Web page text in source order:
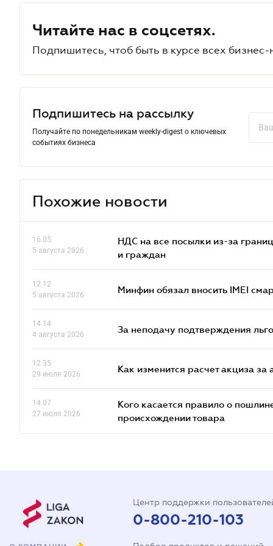
Читайте нас в соцсетях.
Подпишитесь, чтоб быть в курсе всех бизнес-
Подпишитесь на рассылку
Получайте по понедельникам weekly-digest о ключевых
событиях бизнеса
Похожие новости
16.05
5 августа 2026
НДС на все посылки из-за
и граждан
12.12
5 августа 2026
Минфин обязал вносить IMEI
14.14
4 августа 2026
За неподачу подтверждения
12.35
29 июля 2026
Как изменится расчет акциза за
14.07
27 июля 2026
Кого касается правило о
происхождении товара
Центр поддержки
0-800-210-103